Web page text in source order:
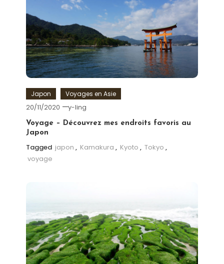
Japon Voyages en Asie
20/11/2020 y-ling
Voyage – Découvrez mes endroits favoris au
Japon
Tagged japon , Kamakura , Kyoto , Tokyo ,
voyage